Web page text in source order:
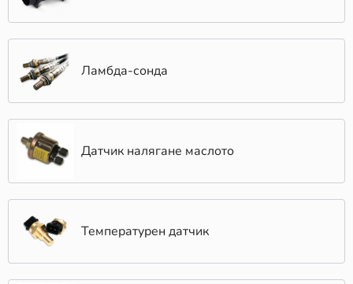
Ламбда-сонда
Датчик налягане маслото
Температурен датчик